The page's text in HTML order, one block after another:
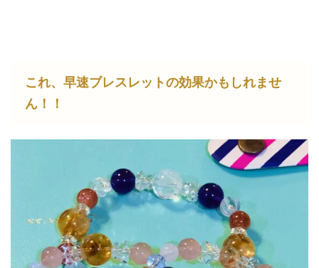
これ、早速ブレスレットの効果かもしれませ
ん！！